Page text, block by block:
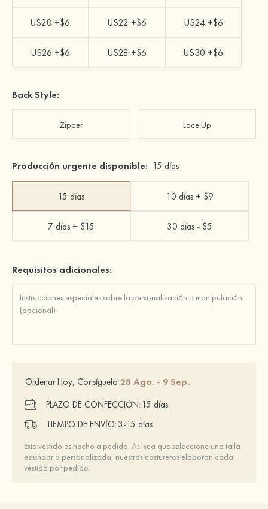
US20 +$6 US22 +$6 US24 +$6
US26 +$6 US28 +$6 US30 +$6
Back Style:
Zipper Lace Up
Producción urgente disponible: 15 días
15 días 10 días + $9
7 días + $15 30 días - $5
Requisitos adicionales:
Ordenar Hoy, Consíguelo 28 Ago. - 9 Sep.
PLAZO DE CONFECCIÓN: 15 días
TIEMPO DE ENVÍO: 3-15 días
Este vestido es hecho a pedido. Así sea que seleccione una talla
estándar o personalizada, nuestros costureros elaboran cada
vestido por pedido.